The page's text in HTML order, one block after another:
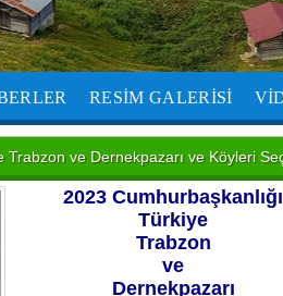
RESİM GALERİSİ
Trabzon ve Dernekpazarı ve Köyleri
2023 Cumhurbaşkanlığı
Türkiye
Trabzon
ve
Dernekpazarı